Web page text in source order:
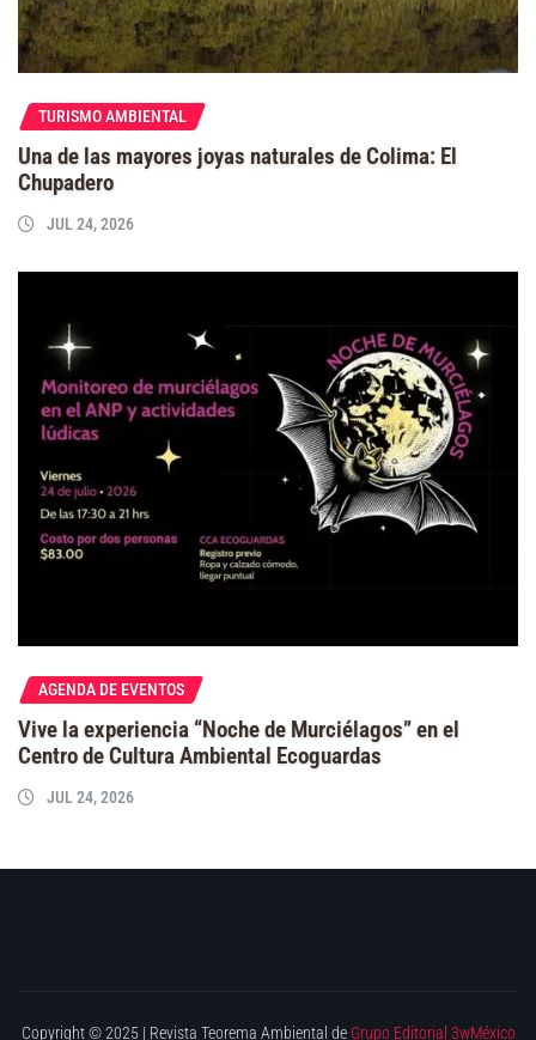
TURISMO AMBIENTAL
Una de las mayores joyas naturales de Colima: El
Chupadero
JUL 24, 2026
AGENDA DE EVENTOS
Vive la experiencia “Noche de Murciélagos” en el
Centro de Cultura Ambiental Ecoguardas
JUL 24, 2026
Copyright © 2025 | Revista Teorema Ambiental de Grupo Editorial 3wMéxico